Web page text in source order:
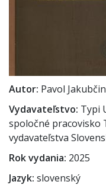
Autor Pavol Jakubčin
Vydavateľstvo Typi
spoločné pracovisko
vydavateľstva
Rok vydania 2025
Jazyk slovenský